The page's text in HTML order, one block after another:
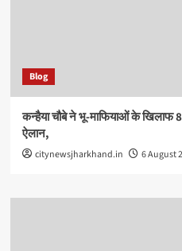
Blog
कन्हैया चौबे ने भू-माफियाओं के
ऐलान,
citynewsjharkhand.in 6 August